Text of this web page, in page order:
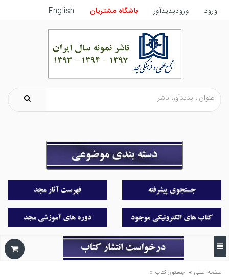
ورود ورودپدیدآور باشگاه مشتریان English
صفحه اصلی » جستوی کتاب »